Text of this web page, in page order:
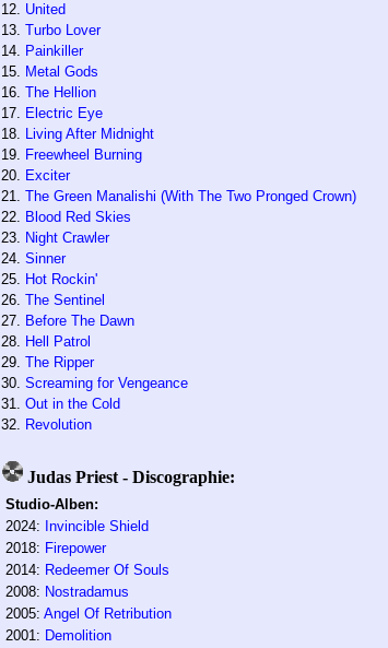
12. United
13. Turbo Lover
14. Painkiller
15. Metal Gods
16. The Hellion
17. Electric Eye
18. Living After Midnight
19. Freewheel Burning
20. Exciter
21. The Green Manalishi (With The Two Pronged Crown)
22. Blood Red Skies
23. Night Crawler
24. Sinner
25. Hot Rockin'
26. The Sentinel
27. Before The Dawn
28. Hell Patrol
29. The Ripper
30. Screaming for Vengeance
31. Out in the Cold
32. Revolution
Judas Priest - Discographie:
Studio-Alben:
2024: Invincible Shield
2018: Firepower
2014: Redeemer Of Souls
2008: Nostradamus
2005: Angel Of Retribution
2001: Demolition